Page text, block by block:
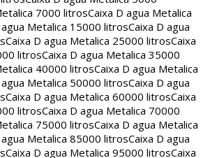
7000 litrosCaixa D agua Metalica
agua Metalica 15000 litrosCaixa D agua
Caixa D agua Metalica 25000 litrosCaixa
litrosCaixa D agua Metalica 35000
40000 litrosCaixa D agua Metalica
agua Metalica 50000 litrosCaixa D agua
Caixa D agua Metalica 60000 litrosCaixa
litrosCaixa D agua Metalica 70000
75000 litrosCaixa D agua Metalica
agua Metalica 85000 litrosCaixa D agua
Caixa D agua Metalica 95000 litrosCaixa